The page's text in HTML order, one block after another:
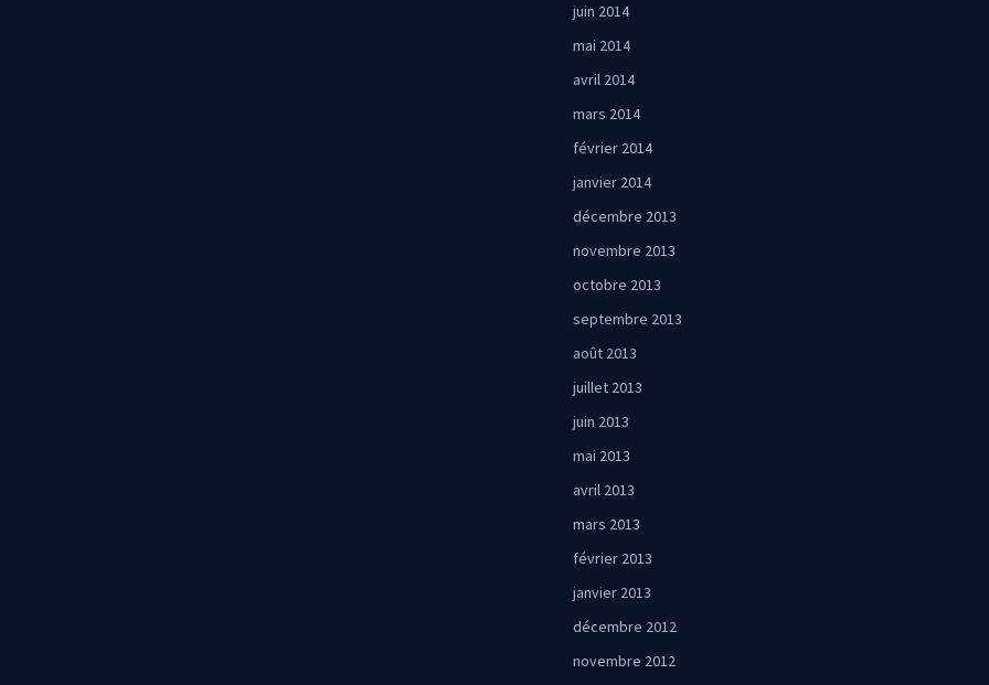
juin 2014
mai 2014
avril 2014
mars 2014
février 2014
janvier 2014
décembre 2013
novembre 2013
octobre 2013
septembre 2013
août 2013
juillet 2013
juin 2013
mai 2013
avril 2013
mars 2013
février 2013
janvier 2013
décembre 2012
novembre 2012